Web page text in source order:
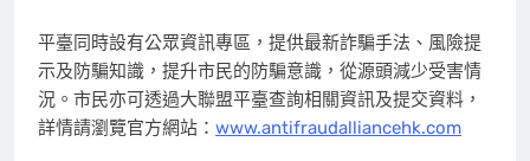
平臺同時設有公眾資訊專區，提供最新詐騙手法、風險提
示及防騙知識，提升市民的防騙意識，從源頭減少受害情
況。市民亦可透過大聯盟平臺查詢相關資訊及提交資料，
詳情請瀏覽官方網站： www.antifraudalliancehk.com